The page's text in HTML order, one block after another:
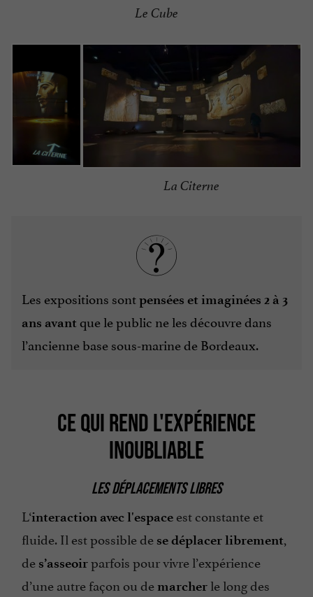
Le Cube
La Citerne
Les expositions sontpensées et imaginées 2 à 3
ans avant que le public ne les découvre dans
l’ancienne base sous-marine de Bordeaux.
CE QUI REND L'EXPÉRIENCE
INOUBLIABLE
LES DÉPLACEMENTS LIBRES
L‘interaction avec l'espace est constante et
fluide. Il est possible de se déplacer librement,
de s’asseoirparfois pour vivre l’expérience
d’une autre façon ou de marcher le long des